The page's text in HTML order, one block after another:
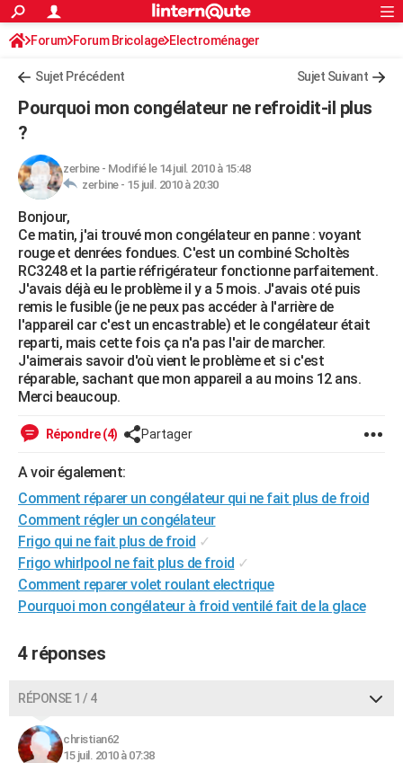
ACTUALITÉS
Politique
Société
Faits Divers
Education
Monde
Villes
+
Programme TV
TNTStreaming
Cinéma
Sorties cinéma
Musique
+FINANCE
Retraite
Impôts
Epargne
Immobilier
Risques naturels par ville
Banque
Assurance
Crédit
AUTO
Essais
Réserver un essai
Citadines
Berlines
SUV
Forum auto
HIGH-TECH
Mobiles
Meilleur smartphone
Internet
Ordinateurs
Jeux vidéo
Guide high-tech
+BRICOLAGE
Forum
Aménagement intérieur
Extérieur
Cuisine
Salle de bains
Jardinage
Rangement
WEEK-END
Guides de France
Escapades
Patrimoine
Expositions
Musées
Week-end nature
+LIFESTYLE
Art de vivre
Bien-être
Loisirs
Mode
Modes de vie
SANTE
Alimentation
Guide de la santé
Maladies
Médicaments
Sommeil
VOYAGE
PHOTO
BONS PLANS
CARTE DE VOEUX
Carte de Noël
Carte Bonne année
Carte Saint-Valentin
Carte Pâques
Carte d'anniversaire
DICTIONNAIRE
Dictionnaire
Biographies
Citations
Expressions
Proverbes
PROGRAMME TV
Bricolage
Lifestyle
Culture
Sport
Auto
Television
Voyage
Cinema
S'inscrire
Connexion
Forum Forum Bricolage Electroménager
Sujet Précédent Sujet Suivant
Pourquoi mon congélateur ne refroidit-il plus
?
zerbine- Modifié le 14 juil. 2010 à 15:48
zerbine - 15 juil. 2010 à 20:30
Bonjour,
Ce matin, j'ai trouvé mon congélateur en panne : voyant
rouge et denrées fondues. C'est un combiné Scholtès
RC3248 et la partie réfrigérateur fonctionne parfaitement.
J'avais déjà eu le problème il y a 5 mois. J'avais oté puis
remis le fusible (je ne peux pas accéder à l'arrière de
l'appareil car c'est un encastrable) et le congélateur était
reparti, mais cette fois ça n'a pas l'air de marcher.
J'aimerais savoir d'où vient le problème et si c'est
réparable, sachant que mon appareil a au moins 12 ans.
Merci beaucoup.
Répondre (4) Partager
A voir également:
Comment réparer un congélateur qui ne fait plus de froid
Comment régler un congélateur
Frigo qui ne fait plus de froid ✓
Frigo whirlpool ne fait plus de froid ✓
Comment reparer volet roulant electrique
Pourquoi mon congélateur à froid ventilé fait de la glace
4 réponses
RÉPONSE 1 / 4
christian62
15 juil. 2010 à 07:38